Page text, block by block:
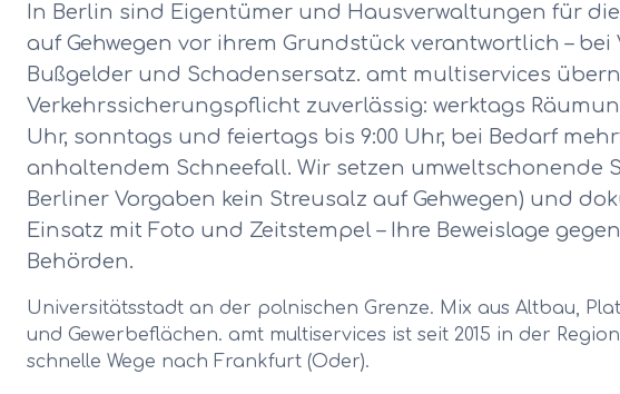
In Berlin sind Eigentümer und Hausverwaltungen für
auf Gehwegen vor ihrem Grundstück verantwortlich – bei
Bußgelder und Schadensersatz. amt multiservices
Verkehrssicherungspflicht zuverlässig: werktags
Uhr, sonntags und feiertags bis 9:00 Uhr, bei Bedarf
anhaltendem Schneefall. Wir setzen umweltschonende
Berliner Vorgaben kein Streusalz auf Gehwegen) und
Einsatz mit Foto und Zeitstempel – Ihre Beweislage
Behörden.
Universitätsstadt an der polnischen Grenze. Mix aus Altbau,
und Gewerbeflächen. amt multiservices ist seit 2015 in der
schnelle Wege nach Frankfurt (Oder).